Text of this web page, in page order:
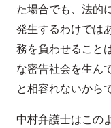
た場合でも、法的
発生するわけでは
務を負わせること
な密告社会を生ん
と相容れないから
中村弁護士はこの